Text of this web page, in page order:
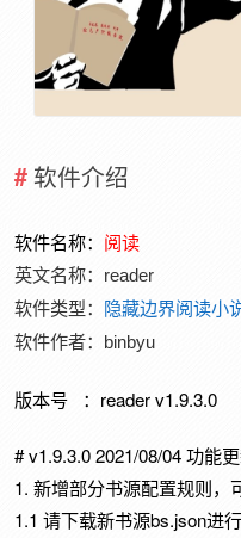
软件介绍
软件名称： 阅读
英文名称：reader
软件类型：
隐藏边界阅读小
软件作者： binbyu
版本号 ：reader v1.9.3.0
# v1.9.3.0 2021/08/04 功能
1. 新增部分书源配置规则，
1.1 请下载新书源bs.json进